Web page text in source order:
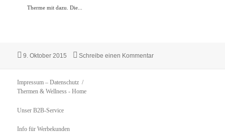
Therme mit dazu. Die...
Veröffentlicht
9. Oktober 2015 Schreibe einen Kommentarzu Übersicht:
Impressum – Datenschutz
Thermen & Wellness - Home
Unser B2B-Service
Info für Werbekunden